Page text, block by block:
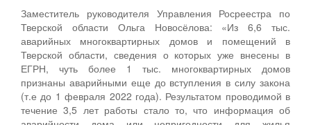
Заместитель руководителя Управления Росреестра по
Тверской области Ольга Новосёлова: «Из 6,6 тыс.
аварийных многоквартирных домов и помещений в
Тверской области, сведения о которых уже внесены в
ЕГРН, чуть более 1 тыс. многоквартирных домов
признаны аварийными еще до вступления в силу закона
(т.е до 1 февраля 2022 года). Результатом проводимой в
течение 3,5 лет работы стало то, что информация об